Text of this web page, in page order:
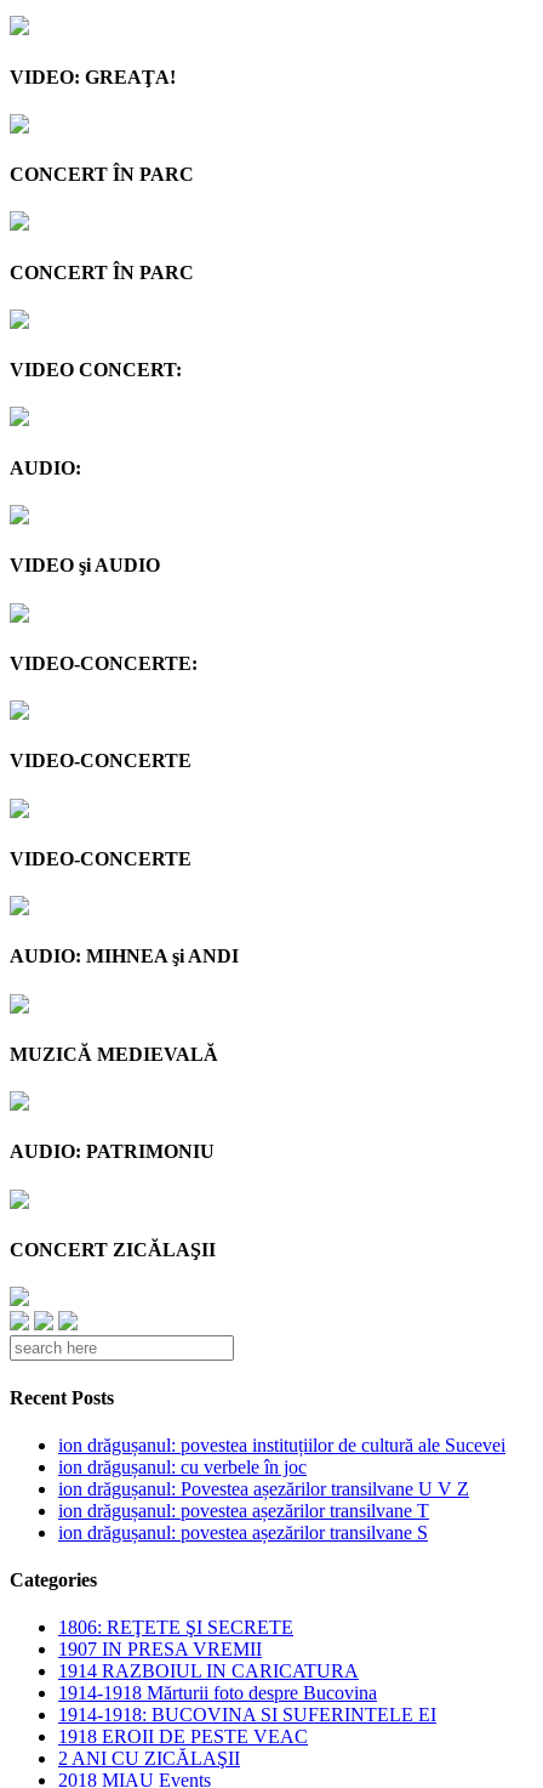
VIDEO: GREAŢA!
CONCERT ÎN PARC
CONCERT ÎN PARC
VIDEO CONCERT:
AUDIO:
VIDEO şi AUDIO
VIDEO-CONCERTE:
VIDEO-CONCERTE
VIDEO-CONCERTE
AUDIO: MIHNEA şi ANDI
MUZICĂ MEDIEVALĂ
AUDIO: PATRIMONIU
CONCERT ZICĂLAŞII
Recent Posts
ion drăgușanul: povestea instituțiilor de cultură ale Sucevei
ion drăgușanul: cu verbele în joc
ion drăgușanul: Povestea așezărilor transilvane U V Z
ion drăgușanul: povestea așezărilor transilvane T
ion drăgușanul: povestea așezărilor transilvane S
Categories
1806: REŢETE ŞI SECRETE
1907 IN PRESA VREMII
1914 RAZBOIUL IN CARICATURA
1914-1918 Mărturii foto despre Bucovina
1914-1918: BUCOVINA SI SUFERINTELE EI
1918 EROII DE PESTE VEAC
2 ANI CU ZICĂLAŞII
2018 MIAU Events